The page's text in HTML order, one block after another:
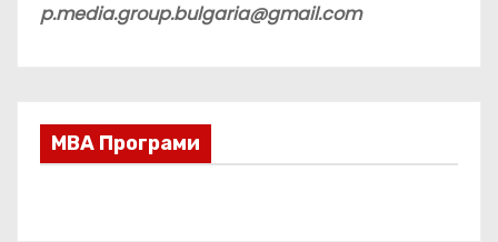
p.media.group.bulgaria@gmail.com
МВА Програми